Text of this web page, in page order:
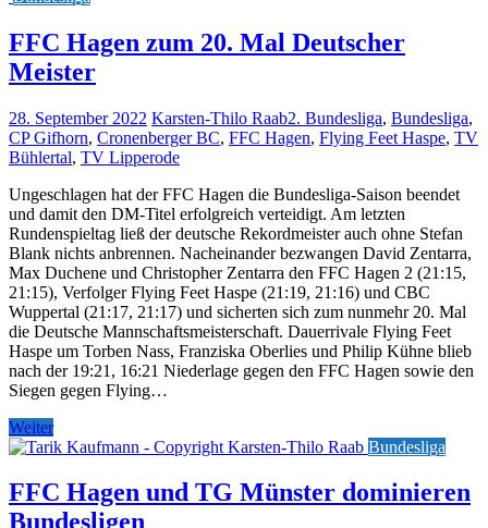
FFC Hagen zum 20. Mal Deutscher
Meister
28. September 2022 Karsten-Thilo Raab2. Bundesliga, Bundesliga,
CP Gifhorn, Cronenberger BC, FFC Hagen, Flying Feet Haspe, TV
Bühlertal, TV Lipperode
Ungeschlagen hat der FFC Hagen die Bundesliga-Saison beendet
und damit den DM-Titel erfolgreich verteidigt. Am letzten
Rundenspieltag ließ der deutsche Rekordmeister auch ohne Stefan
Blank nichts anbrennen. Nacheinander bezwangen David Zentarra,
Max Duchene und Christopher Zentarra den FFC Hagen 2 (21:15,
21:15), Verfolger Flying Feet Haspe (21:19, 21:16) und CBC
Wuppertal (21:17, 21:17) und sicherten sich zum nunmehr 20. Mal
die Deutsche Mannschaftsmeisterschaft. Dauerrivale Flying Feet
Haspe um Torben Nass, Franziska Oberlies und Philip Kühne blieb
nach der 19:21, 16:21 Niederlage gegen den FFC Hagen sowie den
Siegen gegen Flying…
Weiter
Bundesliga
FFC Hagen und TG Münster dominieren
Bundesligen